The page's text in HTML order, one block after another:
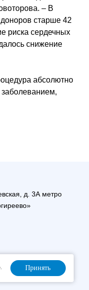
– В
старше 42
риска сердечных
снижение
абсолютно
заболеванием,
д. 3А метро
Принять